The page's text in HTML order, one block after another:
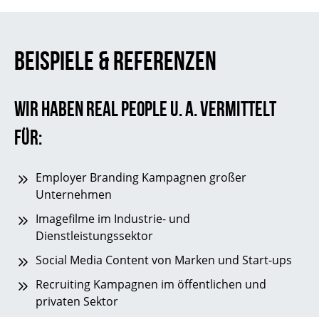
BEISPIELE & REFERENZEN
Wir haben Real People u. a. vermittelt
für:
Employer Branding Kampagnen großer
Unternehmen
Imagefilme im Industrie- und
Dienstleistungssektor
Social Media Content von Marken und Start-ups
Recruiting Kampagnen im öffentlichen und
privaten Sektor